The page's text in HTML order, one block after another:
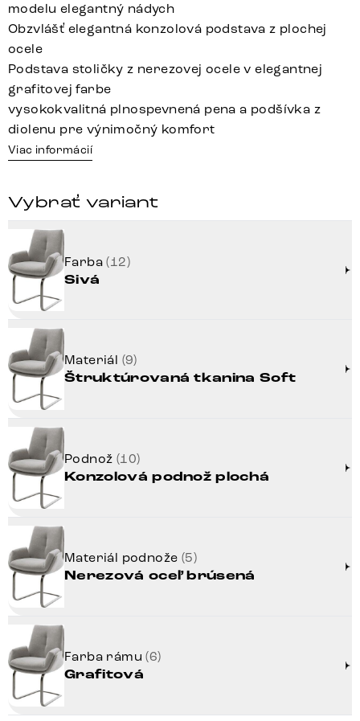
modelu elegantný nádych
Obzvlášť elegantná konzolová podstava z plochej
ocele
Podstava stoličky z nerezovej ocele v elegantnej
grafitovej farbe
vysokokvalitná plnospevnená pena a podšívka z
diolenu pre výnimočný komfort
Viac informácií
Vybrať variant
Farba(12)
Sivá
Materiál (9)
Štruktúrovaná tkanina Soft
Podnož (10)
Konzolová podnož plochá
Materiál podnože (5)
Nerezová oceľ brúsená
Farba rámu(6)
Grafitová